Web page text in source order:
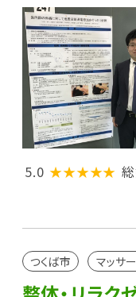
5.0 ★★★★★
つくば市 マッサ